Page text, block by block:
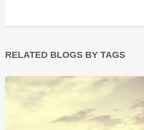
RELATED BLOGS BY TAGS